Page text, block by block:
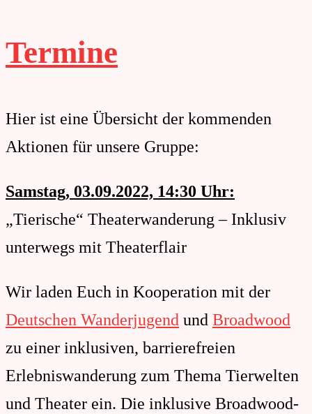
Termine
Hier ist eine Übersicht der kommenden
Aktionen für unsere Gruppe:
Samstag, 03.09.2022, 14:30 Uhr:
„Tierische“ Theaterwanderung – Inklusiv
unterwegs mit Theaterflair
Wir laden Euch in Kooperation mit der
Deutschen Wanderjugend und Broadwood
zu einer inklusiven, barrierefreien
Erlebniswanderung zum Thema Tierwelten
und Theater ein. Die inklusive Broadwood-